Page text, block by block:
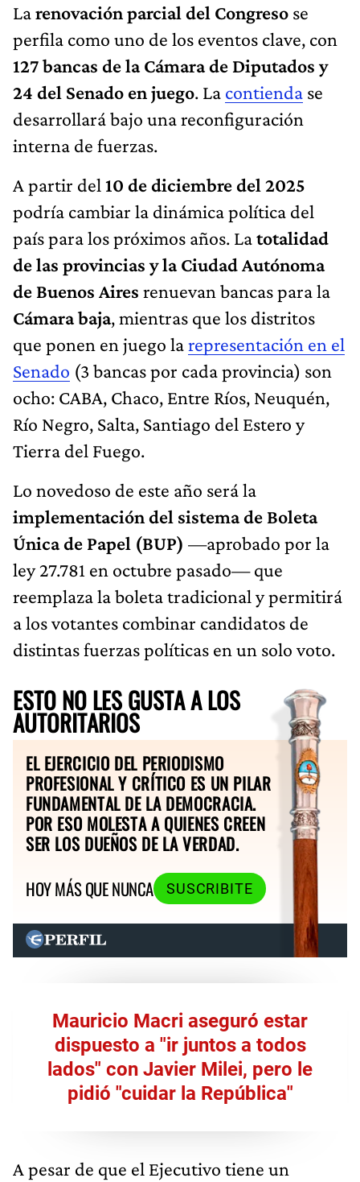
Larenovación parcial del Congreso se
perfila como uno de los eventos clave, con
127 bancas de la Cámara de Diputados y
24 del Senado en juego. La contienda se
desarrollará bajo una reconfiguración
interna de fuerzas.
A partir del 10 de diciembre del 2025
podría cambiar la dinámica política del
país para los próximos años. Latotalidad
de las provincias y la Ciudad Autónoma
de Buenos Aires renuevan bancas para la
Cámara baja, mientras que los distritos
que ponen en juego larepresentación en el
Senado (3 bancas por cada provincia) son
ocho: CABA, Chaco, Entre Ríos, Neuquén,
Río Negro, Salta, Santiago del Estero y
Tierra del Fuego.
Lo novedoso de este año será la
implementación del sistema de Boleta
Única de Papel (BUP) —aprobado por la
ley 27.781 en octubre pasado— que
reemplaza la boleta tradicional y permitirá
a los votantes combinar candidatos de
distintas fuerzas políticas en un solo voto.
ESTO NO LES GUSTA A LOS
AUTORITARIOS
EL EJERCICIO DEL PERIODISMO
PROFESIONAL Y CRÍTICO ES UN PILAR
FUNDAMENTAL DE LA DEMOCRACIA.
POR ESO MOLESTA A QUIENES CREEN
SER LOS DUEÑOS DE LA VERDAD.
HOY MÁS QUE NUNCA
SUSCRIBITE
Mauricio Macri aseguró estar
dispuesto a "ir juntos a todos
lados" con Javier Milei, pero le
pidió "cuidar la República"
A pesar de que el Ejecutivo tiene un